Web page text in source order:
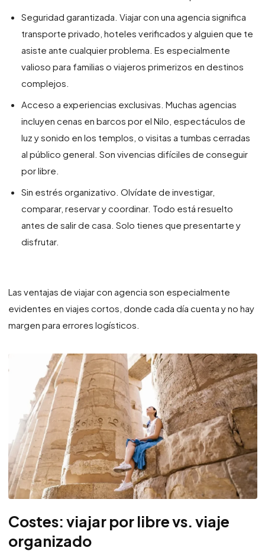
Seguridad garantizada. Viajar con una agencia significa
transporte privado, hoteles verificados y alguien que te
asiste ante cualquier problema. Es especialmente
valioso para familias o viajeros primerizos en destinos
complejos.
Acceso a experiencias exclusivas. Muchas agencias
incluyen cenas en barcos por el Nilo, espectáculos de
luz y sonido en los templos, o visitas a tumbas cerradas
al público general. Son vivencias difíciles de conseguir
por libre.
Sin estrés organizativo. Olvídate de investigar,
comparar, reservar y coordinar. Todo está resuelto
antes de salir de casa. Solo tienes que presentarte y
disfrutar.
Las ventajas de viajar con agencia son especialmente
evidentes en viajes cortos, donde cada día cuenta y no hay
margen para errores logísticos.
Costes: viajar por libre vs. viaje
organizado